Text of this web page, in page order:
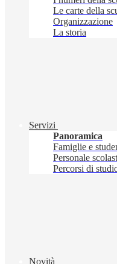
Le carte della
Organizzazione
La storia
Servizi
Panoramica
Famiglie e
Personale
Percorsi di
Novità